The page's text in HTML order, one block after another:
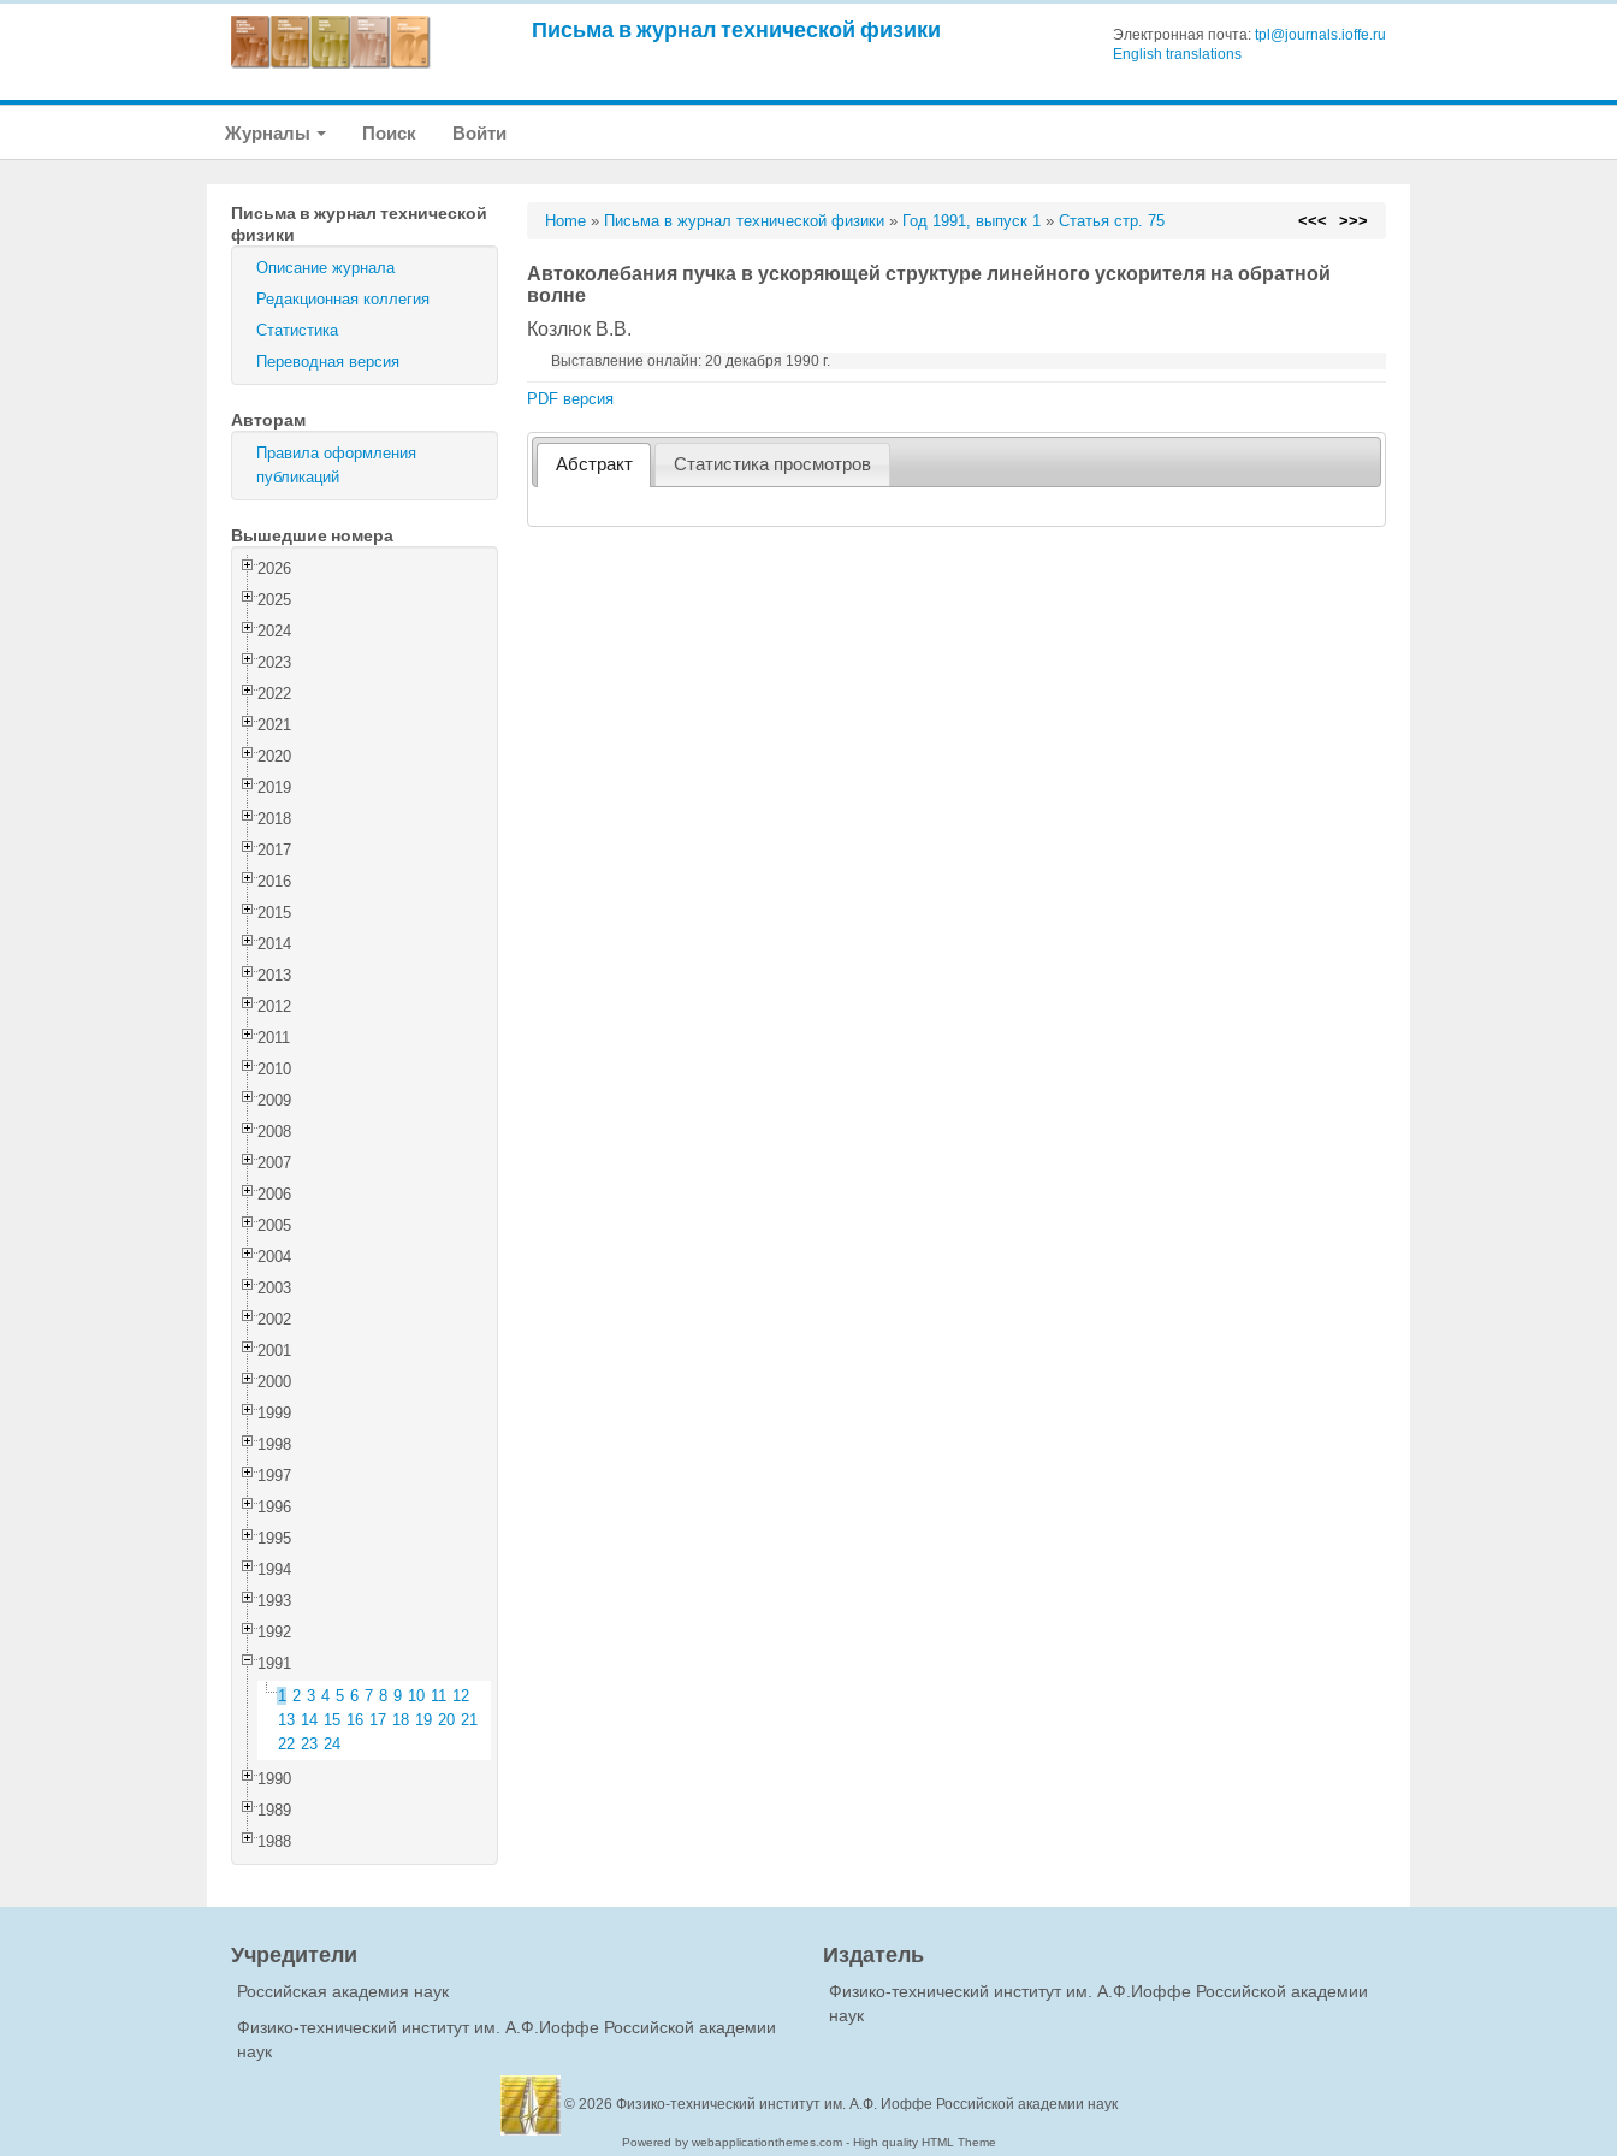
Письма в журнал технической физики Электронная почта: tpl@journals.ioffe.ru
English translations
Журналы Поиск Войти
Письма в журнал технической
физики
Описание журнала
Редакционная коллегия
Статистика
Переводная версия
Авторам
Правила оформления
публикаций
Вышедшие номера
2026
2025
2024
2023
2022
2021
2020
2019
2018
2017
2016
2015
2014
2013
2012
2011
2010
2009
2008
2007
2006
2005
2004
2003
2002
2001
2000
1999
1998
1997
1996
1995
1994
1993
1992
1991
1 2 3 4 5 6 7 8 9 10 11 12
13 14 15 16 17 18 19 20 21
22 23 24
1990
1989
1988
Home » Письма в журнал технической физики » Год 1991, выпуск 1 »Статья стр. 75 <<< >>>
Автоколебания пучка в ускоряющей структуре линейного ускорителя на обратной
волне
Козлюк В.В.
Выставление онлайн: 20 декабря 1990 г.
PDF версия
Абстракт Статистика просмотров
Учредители
Российская академия наук
Физико-технический институт им. А.Ф.Иоффе Российской академии
наук
Издатель
Физико-технический институт им. А.Ф.Иоффе Российской академии
наук
© 2026 Физико-технический институт им. А.Ф. Иоффе Российской академии наук
Powered by webapplicationthemes.com - High quality HTML Theme